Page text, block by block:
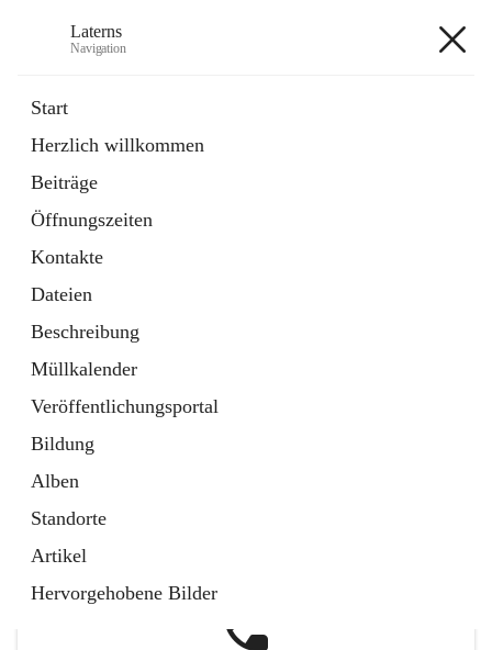
Laterns
Navigation
Start
Herzlich willkommen
Beiträge
Öffnungszeiten
Kontakte
Dateien
Beschreibung
Müllkalender
Veröffentlichungsportal
Bildung
Alben
Standorte
Artikel
Hervorgehobene Bilder
11 Schnellzugriffe
Soziales
1 Schnellzugriff